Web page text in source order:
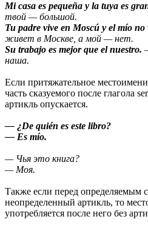
Mi casa es pequeña y la tuya es
твой — большой.
Tu padre vive en Moscú y el mío no
живет в Москве, а мой — нет.
Su trabajo es mejor que el nuestro.
наша.
Если притяжательное
часть сказуемого после глагола
артикль опускается.
— ¿De quién es este libro?
— Es mío.
— Чья это книга?
— Моя.
Также если перед определяемым
неопределенный артикль, то
употребляется после него без